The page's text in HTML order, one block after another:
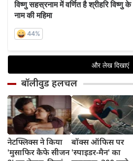
बॉलीवुड हलचल
नेटफ्लिक्स ने किया
'मुसाफिर कैफे सीजन
बॉक्स ऑफिस पर
'स्पाइडर-मैन' का